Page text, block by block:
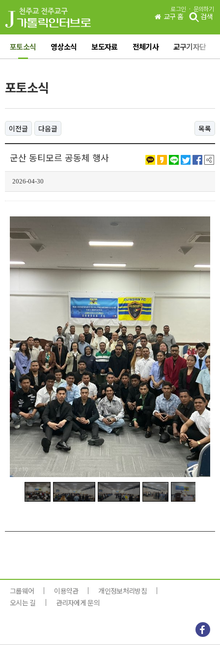
로그인 · 문의하기
교구 홈 검색
포토소식 영상소식 보도자료 전체기사 교구기자단
포토소식
이전글 다음글 목록
군산 동티모르 공동체 행사
2026-04-30
1 / 10
그룹웨어 이용약관
개인정보처리방침
오시는 길
관리자에게 문의